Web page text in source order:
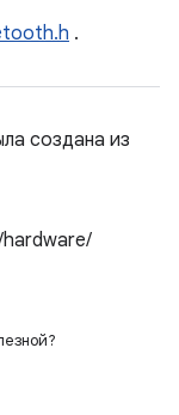
.
создана из
hardware/